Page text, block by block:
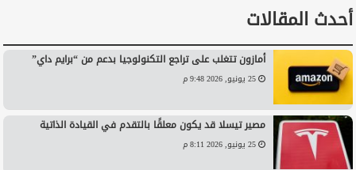
أحدث المقالات
أمازون تتغلب على تراجع التكنولوجيا بدعم من “برايم داي”
25 يونيو, 2026 9:48 م
مصير تيسلا قد يكون معلقًا بالتقدم في القيادة الذاتية
25 يونيو, 2026 8:11 م